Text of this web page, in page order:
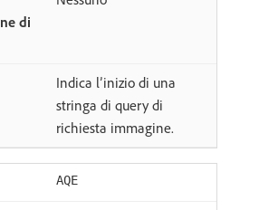
Indica l’inizio di una
stringa di query di
richiesta immagine.
AQE